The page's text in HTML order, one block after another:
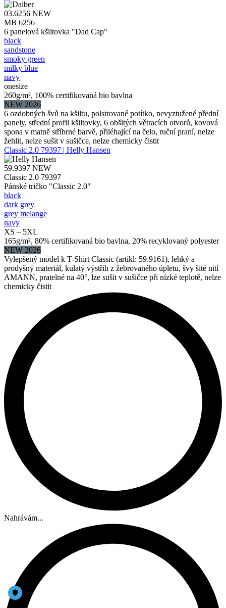
03.6256 NEW
MB 6256
6 panelová kšiltovka "Dad Cap"
black
sandstone
smoky green
milky blue
navy
onesize
260g/m², 100% certifikovaná bio bavlna
NEW 2026
6 ozdobných švů na kšiltu, polstrované potítko, nevyztužené přední
panely, střední profil kšiltovky, 6 obšitých větracích otvorů, kovová
spona v matně stříbrné barvě, přiléhající na čelo, ruční praní, nelze
žehlit, nelze sušit v sušičce, nelze chemicky čistit
Classic 2.0 79397 | Helly Hansen
59.9397 NEW
Classic 2.0 79397
Pánské tričko "Classic 2.0"
black
dark grey
grey melange
navy
XS – 5XL
165g/m², 80% certifikovaná bio bavlna, 20% recyklovaný polyester
NEW 2026
Vylepšený model k T-Shirt Classic (artikl: 59.9161), lehký a
prodyšný materiál, kulatý výstřih z žebrovaného úpletu, švy šité nití
AMANN, pratelné na 40°, lze sušit v sušičce při nízké teplotě, nelze
chemicky čistit
Nahrávám...